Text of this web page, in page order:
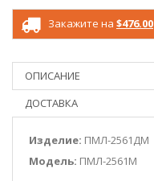
Закажите на $476.00
ОПИСАНИЕ
ДОСТАВКА
Изделие: ПМЛ-2561ДМ
Модель: ПМЛ-2561М